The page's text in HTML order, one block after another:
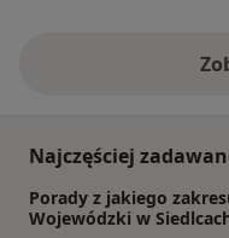
Najczęściej
Porady z jakiego
Wojewódzki w